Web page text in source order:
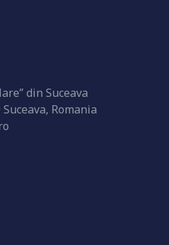
din Suceava
Romania